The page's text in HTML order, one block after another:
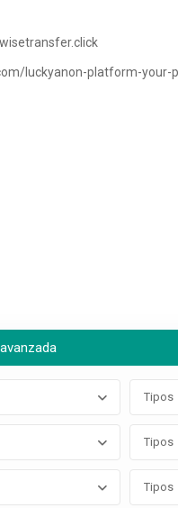
Tipos
Tipos
Tipos
luckyanon-platform-your-